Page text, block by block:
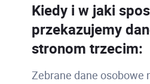
Kiedy i w jaki
przekazujemy
stronom trzecim:
Zebrane dane osobowe